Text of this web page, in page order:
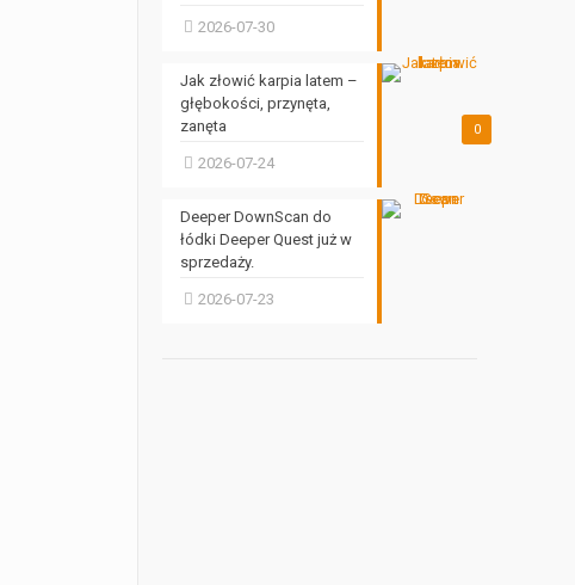
2026-07-30
0
Jak złowić karpia latem –
głębokości, przynęta,
zanęta
2026-07-24
Deeper DownScan do
łódki Deeper Quest już w
sprzedaży.
2026-07-23